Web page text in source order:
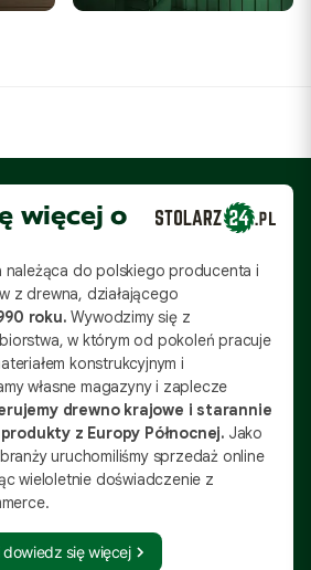
więcej o
należąca do polskiego producenta i
z drewna, działającego
roku. Wywodzimy się z
w którym od pokoleń pracuje
konstrukcyjnym i
własne magazyny i zaplecze
drewno krajowe i starannie
z Europy Północnej. Jako
uruchomiliśmy sprzedaż online
wieloletnie doświadczenie z
dowiedz się więcej